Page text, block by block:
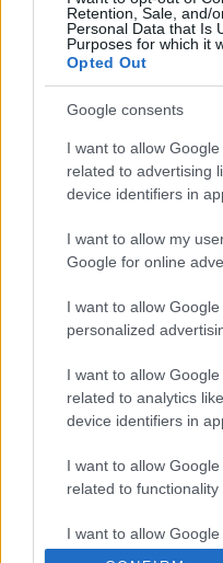
Retention, Sale, and/
Personal Data that Is
Purposes for which it
Opted Out
Google consents
I want to allow
related to advertising
device identifiers in
I want to allow my
Google for online
I want to allow
personalized
I want to allow
related to analytics
device identifiers in
I want to allow
related to
I want to allow
related to
Az elmúlt hetekben
volt a választék
az ősz elején,
(nyitóképen The Field).
egyik legismertebb és
alakulatává vált.…
Of Montreal,
Glasser az
rerecorder•2013. október 01.
Hamarosan
formájában elérhető
albumhallgatónkban
nem is annyira) új
már első lemeze
anyaga, aztán The